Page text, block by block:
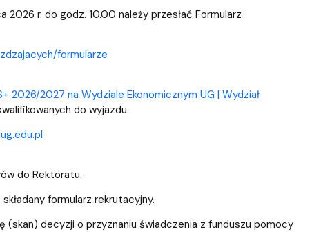
2026 r. do godz. 10.00 należy przesłać Formularz
formularze
2026/2027 na Wydziale Ekonomicznym UG | Wydział
do wyjazdu.
do Rektoratu.
formularz rekrutacyjny.
(skan) decyzji o przyznaniu świadczenia z funduszu pomocy